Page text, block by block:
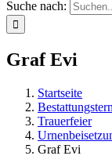
Suche nach:
Graf Evi
Startseite
Trauerfeier
Graf Evi